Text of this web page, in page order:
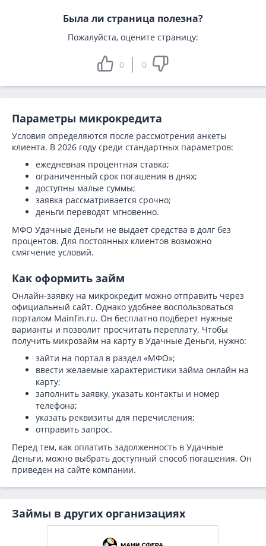
Была ли страница полезна?
Пожалуйста, оцените страницу:
0 0
Параметры микрокредита
Условия определяются после рассмотрения анкеты
клиента. В 2026 году среди стандартных параметров:
ежедневная процентная ставка;
ограниченный срок погашения в днях;
доступны малые суммы;
заявка рассматривается срочно;
деньги переводят мгновенно.
МФО Удачные Деньги не выдает средства в долг без
процентов. Для постоянных клиентов возможно
смягчение условий.
Как оформить займ
Онлайн-заявку на микрокредит можно отправить через
официальный сайт. Однако удобнее воспользоваться
порталом Mainfin.ru. Он бесплатно подберет нужные
варианты и позволит просчитать переплату. Чтобы
получить микрозайм на карту в Удачные Деньги, нужно:
зайти на портал в раздел «МФО»;
ввести желаемые характеристики займа онлайн на
карту;
заполнить заявку, указать контакты и номер
телефона;
указать реквизиты для перечисления;
отправить запрос.
Перед тем, как оплатить задолженность в Удачные
Деньги, можно выбрать доступный способ погашения. Он
приведен на сайте компании.
Займы в других организациях